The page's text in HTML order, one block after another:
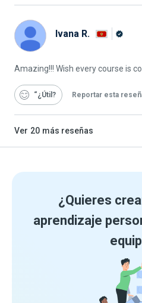
Ivana R.
Alison
Amazing!!! Wish every course is
“¿Útil Reportar esta
Ver 20 más reseñas
¿Quieres
aprendizaje